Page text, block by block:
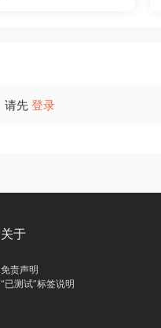
请先 登录
关于
免责声明
“已测试”标签说明